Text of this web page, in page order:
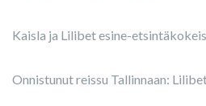
Kaisla ja Lilibet esine-
Onnistunut reissu Tallinnaan: